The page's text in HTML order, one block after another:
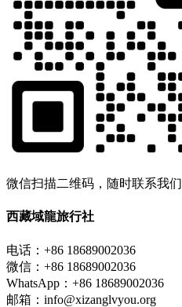
微信扫描二维码，随时联系我们
西藏域龍旅行社
电话：+86 18689002036
微信：+86 18689002036
WhatsApp：+86 18689002036
邮箱：info@xizanglvyou.org